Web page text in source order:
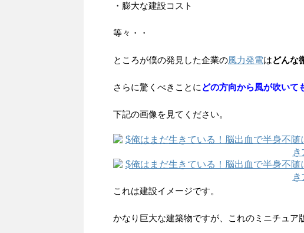
・膨大な建設コスト
等々・・
ところが僕の発見した企業の風力発電はどんな
さらに驚くべきことに どの方向から風が吹いて
下記の画像を見てください。
これは建設イメージです。
かなり巨大な建築物ですが、これのミニチュア